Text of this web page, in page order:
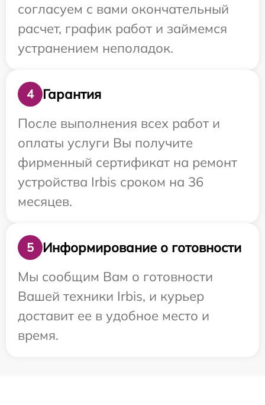
согласуем с вами окончательный
расчет, график работ и займемся
устранением неполадок.
4
Гарантия
После выполнения всех работ и
оплаты услуги Вы получите
фирменный сертификат на ремонт
устройства Irbis сроком на 36
месяцев.
5
Информирование о готовности
Мы сообщим Вам о готовности
Вашей техники Irbis, и курьер
доставит ее в удобное место и
время.